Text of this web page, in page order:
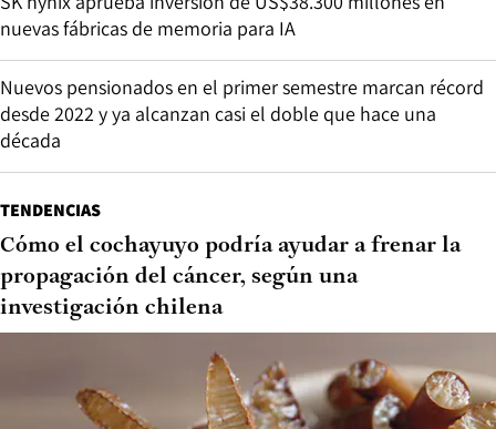
nuevas fábricas de memoria para IA
Nuevos pensionados en el primer semestre marcan récord
desde 2022 y ya alcanzan casi el doble que hace una
década
TENDENCIAS
Cómo el cochayuyo podría ayudar a frenar la
propagación del cáncer, según una
investigación chilena